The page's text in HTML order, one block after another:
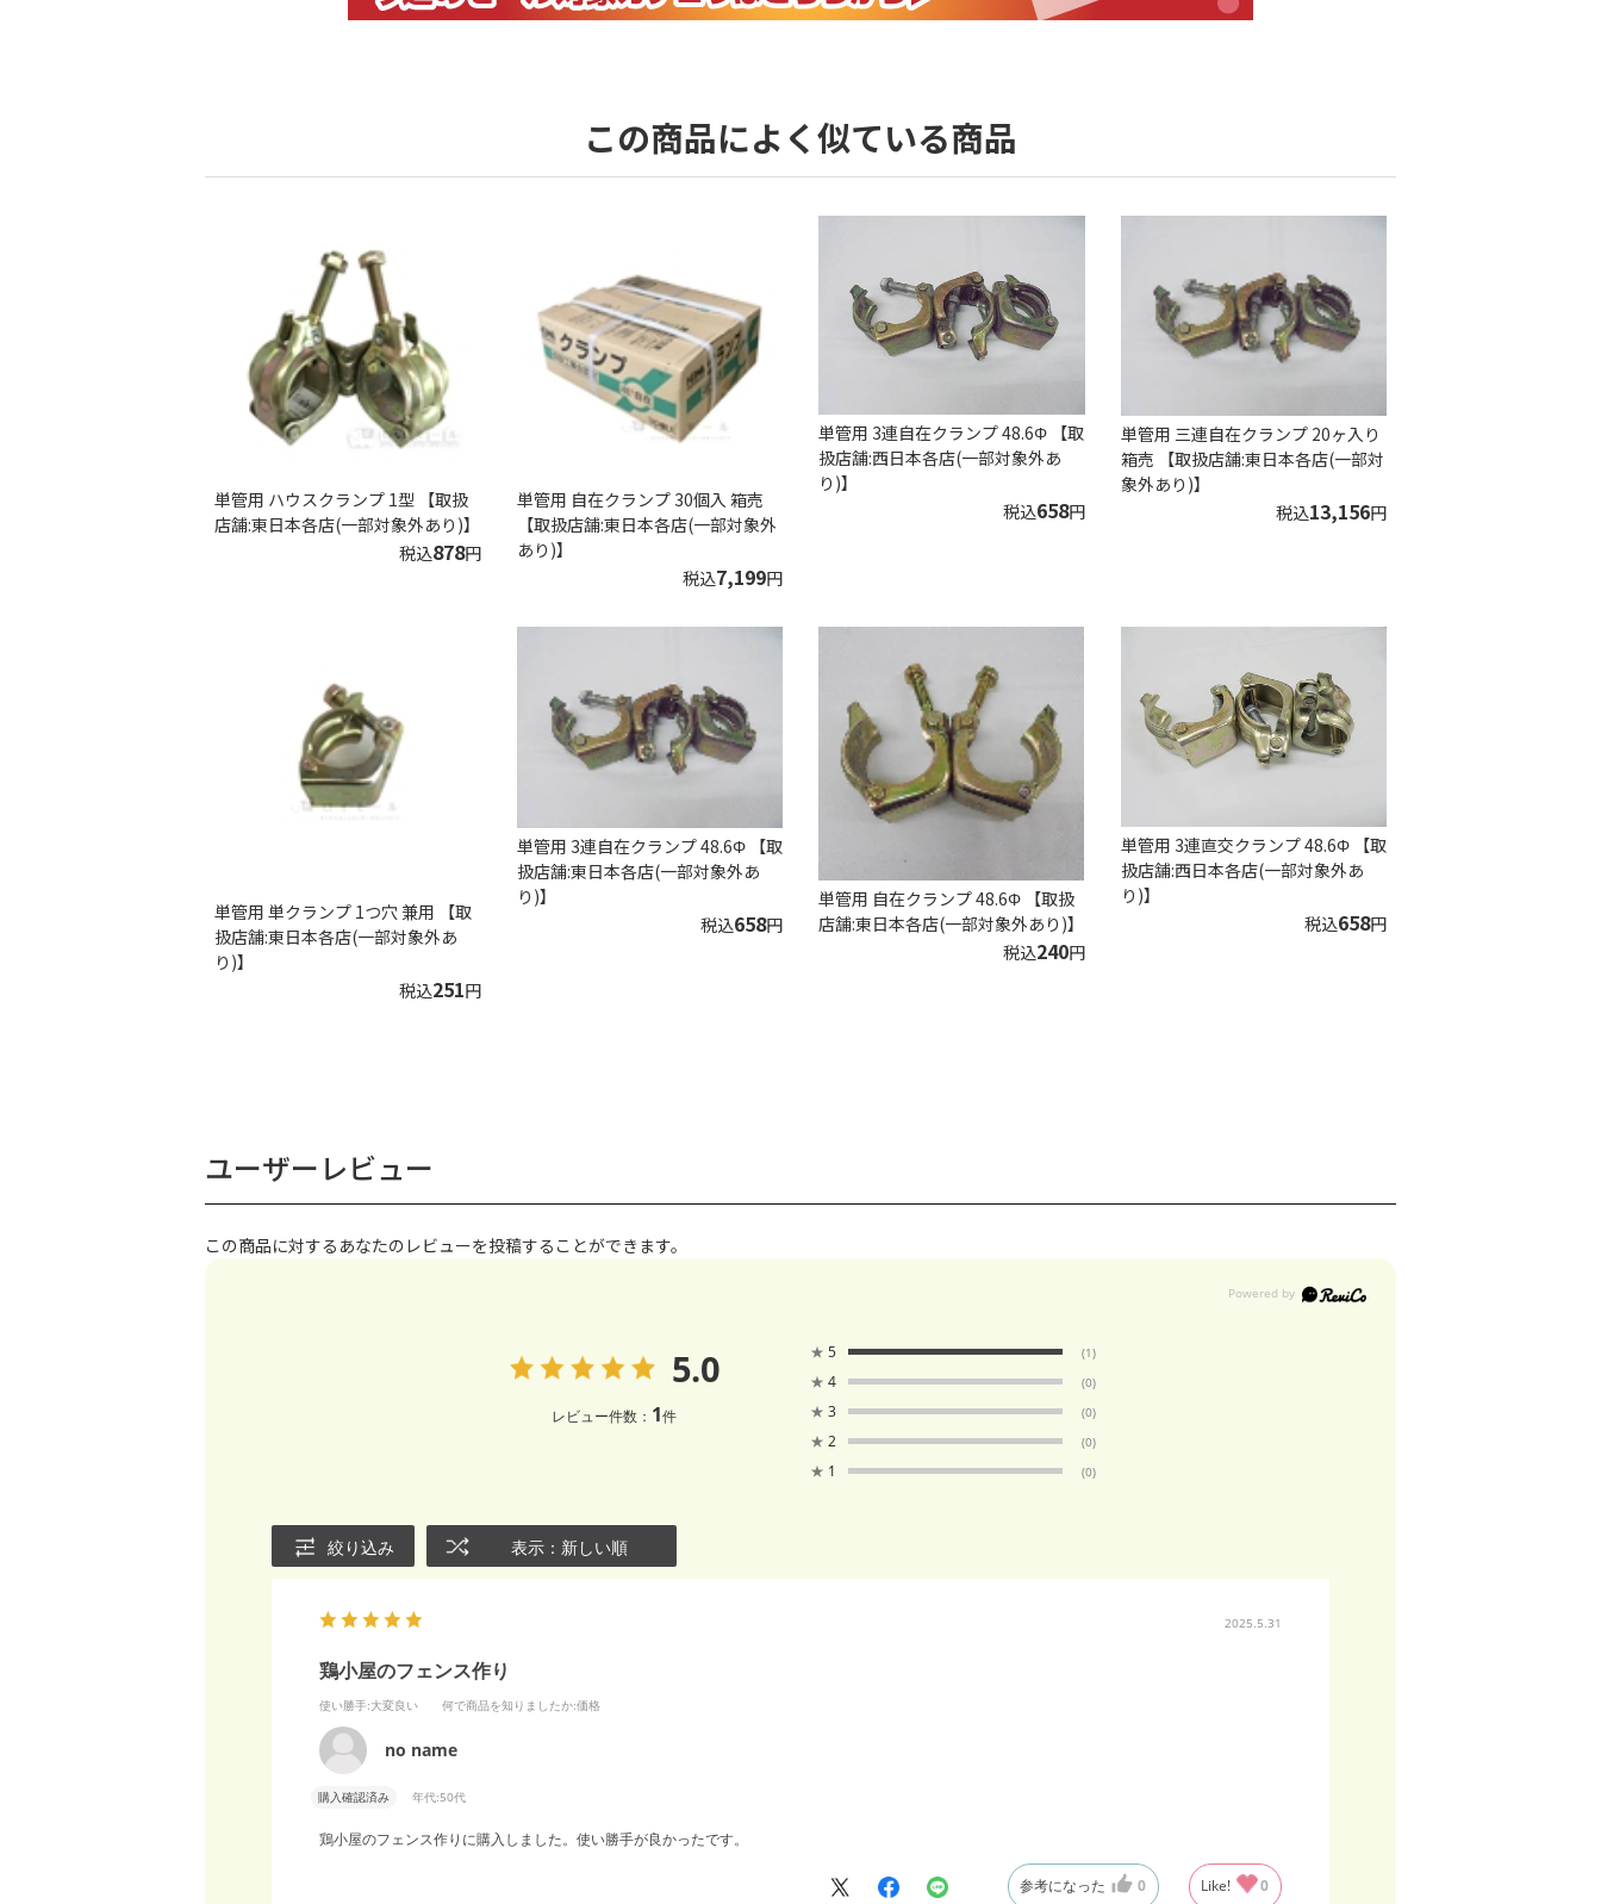
この商品によく似ている商品
単管用 ハウスクランプ 1型 【取扱
店舗:東日本各店(一部対象外あり)】
税込878円
単管用 自在クランプ 30個入 箱売
【取扱店舗:東日本各店(一部対象外
あり)】
税込7,199円
単管用 3連自在クランプ 48.6Φ 【取
扱店舗:西日本各店(一部対象外あ
り)】
税込658円
単管用 三連自在クランプ 20ヶ入り
箱売 【取扱店舗:東日本各店(一部対
象外あり)】
税込13,156円
単管用 単クランプ 1つ穴 兼用 【取
扱店舗:東日本各店(一部対象外あ
り)】
税込251円
単管用 3連自在クランプ 48.6Φ 【取
扱店舗:東日本各店(一部対象外あ
り)】
税込658円
単管用 自在クランプ 48.6Φ 【取扱
店舗:東日本各店(一部対象外あり)】
税込240円
単管用 3連直交クランプ 48.6Φ 【取
扱店舗:西日本各店(一部対象外あ
り)】
税込658円
ユーザーレビュー
この商品に対するあなたのレビューを投稿することができます。
5.0
レビュー件数： 1件
★ 5 (1)
★ 4 (0)
★ 3 (0)
★ 2 (0)
★ 1 (0)
絞り込み 表示：新しい順
2025.5.31
鶏小屋のフェンス作り
使い勝手:大変良い 何で商品を知りましたか:価格
no name
購入確認済み 年代:50代
鶏小屋のフェンス作りに購入しました。使い勝手が良かったです。
参考になった 0 Like! 0